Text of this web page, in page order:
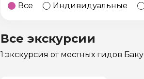
Все Индивидуальные
Все экскурсии
1 экскурсия от местных гидов Баку